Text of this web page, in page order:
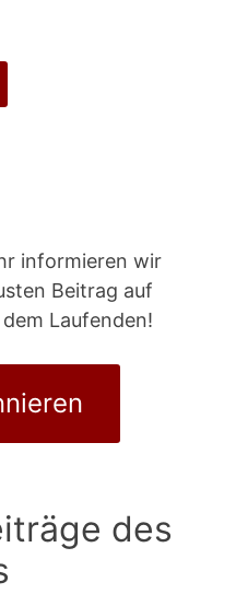
informieren wir
Beitrag auf
Laufenden!
des